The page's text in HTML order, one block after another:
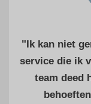
"Ik kan niet
service die ik
team deed